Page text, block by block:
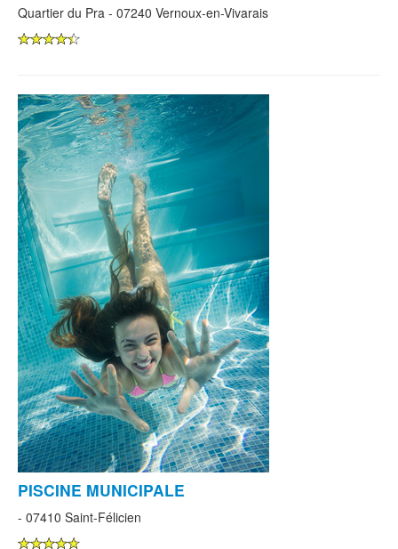
Quartier du Pra - 07240 Vernoux-en-Vivarais
PISCINE MUNICIPALE
- 07410 Saint-Félicien